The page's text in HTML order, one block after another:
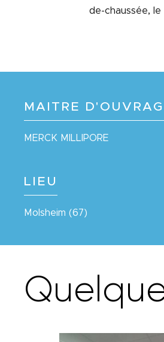
de-chaussée,
MAITRE
MERCK MILLIPORE
LIEU
Molsheim (67)
Quelqu